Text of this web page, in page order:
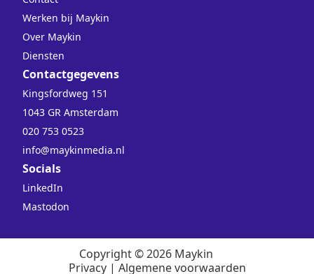
Werken bij Maykin
Over Maykin
Diensten
Contactgegevens
Kingsfordweg 151
1043 GR Amsterdam
020 753 0523
info@maykinmedia.nl
Socials
LinkedIn
Mastodon
Copyright © 2026 Maykin
Privacy | Algemene voorwaarden